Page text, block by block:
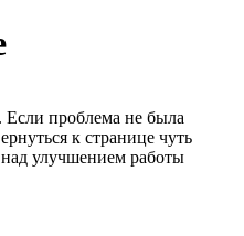
Если проблема не была
к странице чуть
улучшением работы